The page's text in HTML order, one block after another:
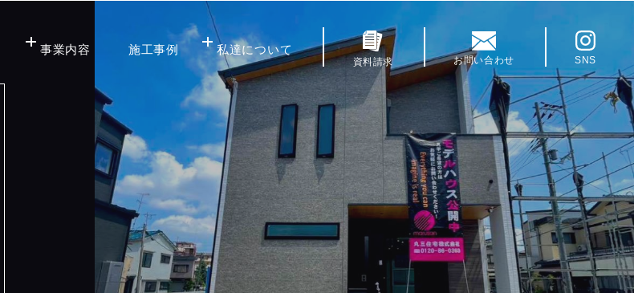
事業内容 施工事例 私達について
資料請求 お問い合わせ SNS